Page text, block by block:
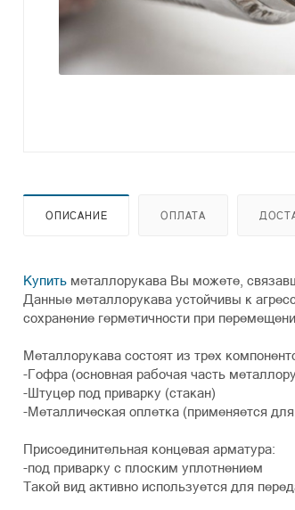
ОПИСАНИЕ ОПЛАТА
Купить металлорукава Вы можете,
Данные металлорукава устойчивы к
сохранение герметичности при
Металлорукава состоят из трех
-Гофра (основная рабочая часть
-Штуцер под приварку (стакан)
-Металлическая оплетка (применяется
Присоединительная концевая арматура:
-под приварку с плоским уплотнением
Такой вид активно используется для